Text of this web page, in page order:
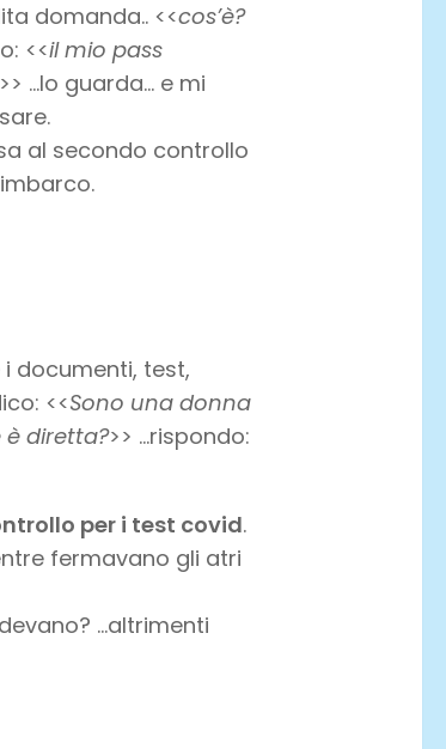
domanda.. <<cos’è?
<<il mio pass
>> …lo guarda… e mi
al secondo controllo
documenti, test,
<<Sono una donna
è diretta?>> …rispondo:
per i test covid.
fermavano gli atri
…altrimenti